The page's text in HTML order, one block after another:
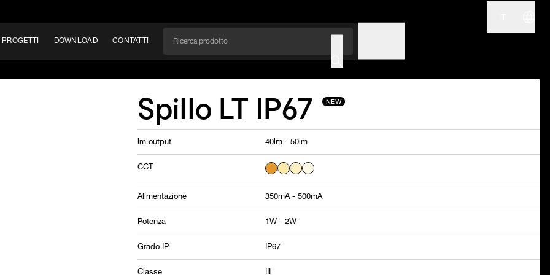
PROGETTI DOWNLOAD CONTATTI
NOME
Spillo LT IP67 NEW
lm output 40lm - 50lm
CCT
Alimentazione 350mA - 500mA
Potenza 1W - 2W
Grado IP IP67
Classe